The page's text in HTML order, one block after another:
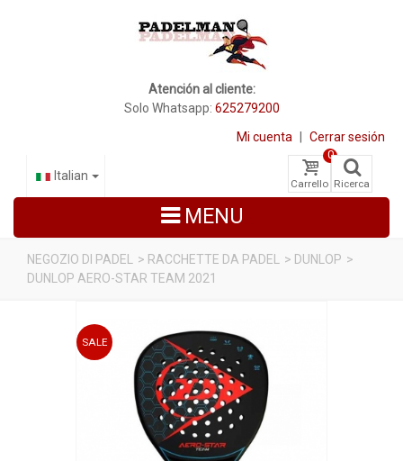
Atención al cliente:
Solo Whatsapp: 625279200
Mi cuenta Cerrar sesión
Carrello
0
Ricerca
Italian
MENU
SCARPE PADEL
NEGOZIO DI PADEL > RACCHETTE DA PADEL > DUNLOP >
DUNLOP AERO-STAR TEAM 2021
SALE